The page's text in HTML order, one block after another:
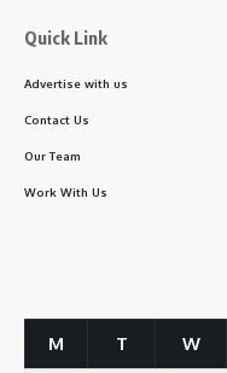
Quick Link
Advertise with us
Contact Us
Our Team
Work With Us
M T W